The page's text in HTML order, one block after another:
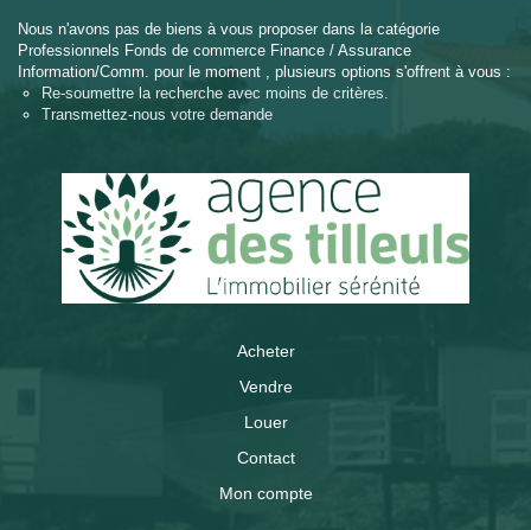
Nous n'avons pas de biens à vous proposer dans la catégorie
Professionnels Fonds de commerce Finance / Assurance
Information/Comm. pour le moment , plusieurs options s'offrent à vous :
Re-soumettre la recherche avec moins de critères.
Transmettez-nous votre demande
Acheter
Vendre
Louer
Contact
Mon compte